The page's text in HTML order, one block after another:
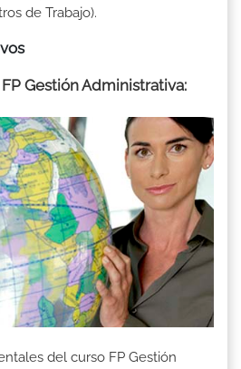
de Trabajo).
Gestión Administrativa:
del curso FP Gestión